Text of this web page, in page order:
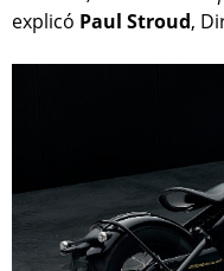
explicó Paul Stroud,